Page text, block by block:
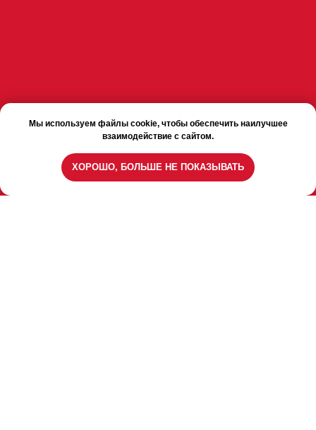
Мы используем файлы cookie, чтобы обеспечить наилучшее
взаимодействие с сайтом.
ХОРОШО, БОЛЬШЕ НЕ ПОКАЗЫВАТЬ